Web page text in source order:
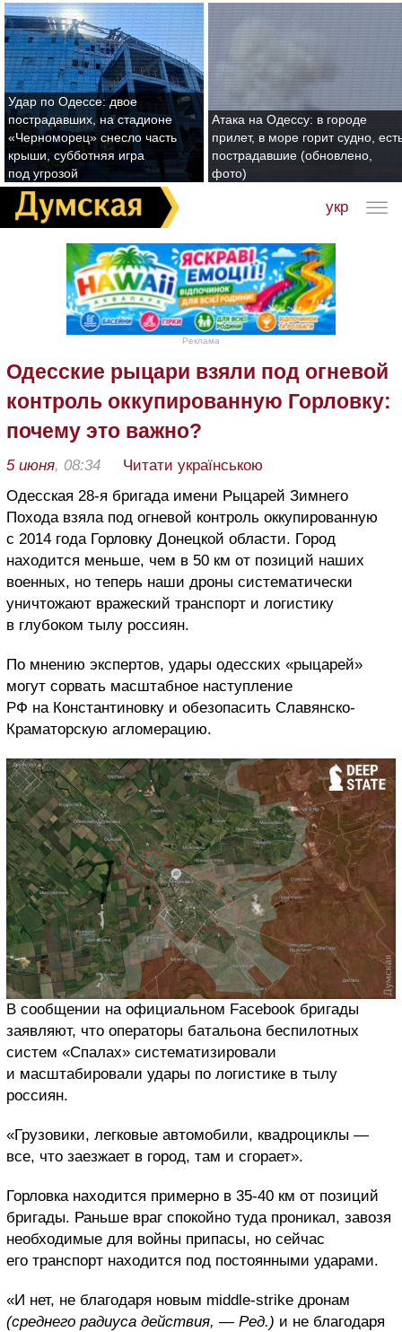
Удар по Одессе: двое
пострадавших, на стадионе
«Черноморец» снесло часть
крыши, субботняя игра
под угрозой
Атака на Одессу: в городе
прилет, в море горит судно,
пострадавшие (обновлено,
фото)
укр
Реклама
Одесские рыцари взяли под огневой
контроль оккупированную Горловку:
почему это важно?
5 июня, 08:34
Читати українською
Одесская 28-я бригада имени Рыцарей Зимнего
Похода взяла под огневой контроль оккупированную
с 2014 года Горловку Донецкой области. Город
находится меньше, чем в 50 км от позиций наших
военных, но теперь наши дроны систематически
уничтожают вражеский транспорт и логистику
в глубоком тылу россиян.
По мнению экспертов, удары одесских «рыцарей»
могут сорвать масштабное наступление
РФ на Константиновку и обезопасить Славянско-
Краматорскую агломерацию.
В сообщении на официальном Facebook бригады
заявляют, что операторы батальона беспилотных
систем «Спалах» систематизировали
и масштабировали удары по логистике в тылу
россиян.
«Грузовики, легковые автомобили, квадроциклы —
все, что заезжает в город, там и сгорает».
Горловка находится примерно в 35-40 км от позиций
бригады. Раньше враг спокойно туда проникал, завозя
необходимые для войны припасы, но сейчас
его транспорт находится под постоянными ударами.
«И нет, не благодаря новым middle-strike дронам
(среднего радиуса действия, — Ред.) и не благодаря